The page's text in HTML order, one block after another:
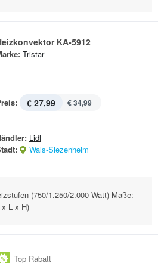
KA-5912
Tristar
€ 27,99 € 34,99
Lidl
Wals-Siezenheim
(750/1.250/2.000 Watt) Maße:
L x H)
Top Rabatt